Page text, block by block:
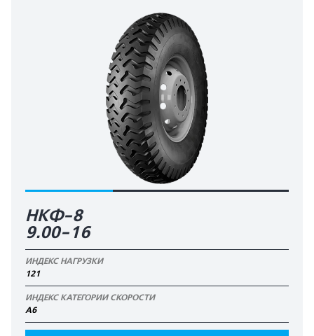
НКФ-8
9.00-16
ИНДЕКС НАГРУЗКИ
121
ИНДЕКС КАТЕГОРИИ СКОРОСТИ
А6